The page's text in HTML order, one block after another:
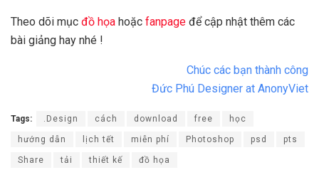
Theo dõi mục đồ họa hoặc fanpage để cập nhật thêm các
bài giảng hay nhé !
Chúc các bạn thành công
Đức Phú Designer at AnonyViet
Tags: .Design cách download free học
hướng dẫn lịch tết miễn phí Photoshop psd pts
Share tải thiết kế đồ họa